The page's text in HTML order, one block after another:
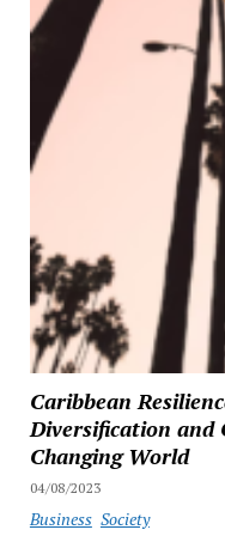
Caribbean
Diversification and
Changing World
04/08/2023
Business Society